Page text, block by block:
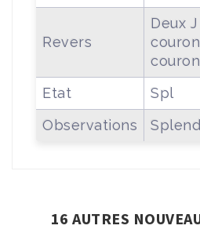
Revers
Deux
Etat
Spl
Observations
16 AUTRES